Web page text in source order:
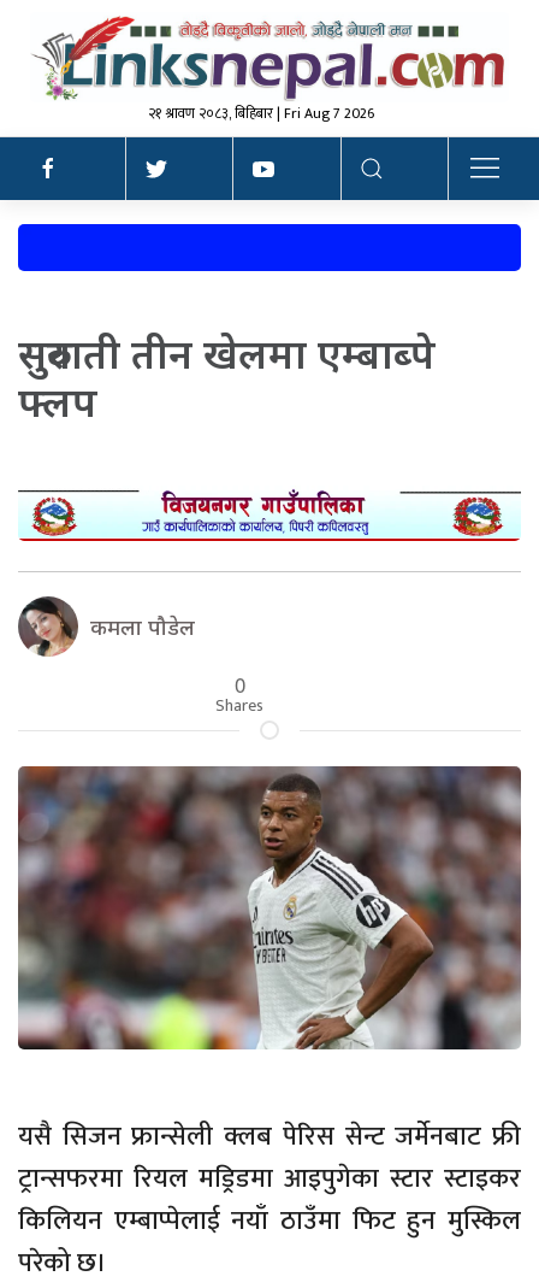
२१ श्रावण २०८३, बिहिबार | Fri Aug 7 2026
सुरुवाती तीन खेलमा एम्बाब्पे
फ्लप
कमला पौडेल
0
Shares
यसै सिजन फ्रान्सेली क्लब पेरिस सेन्ट जर्मेनबाट फ्री
ट्रान्सफरमा रियल मड्रिडमा आइपुगेका स्टार स्टाइकर
किलियन एम्बाप्पेलाई नयाँ ठाउँमा फिट हुन मुस्किल
परेको छ।